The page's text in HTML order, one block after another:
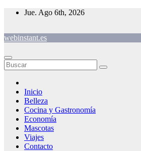
Saltar
Jue. Ago 6th, 2026
webinstant.es
Inicio
Belleza
Cocina y Gastronomía
Economía
Mascotas
Viajes
Contacto